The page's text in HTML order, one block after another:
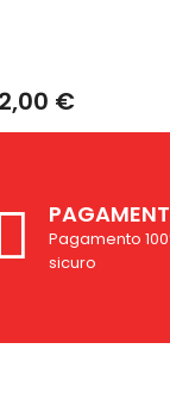
2,00 €
Pagamento
sicuro